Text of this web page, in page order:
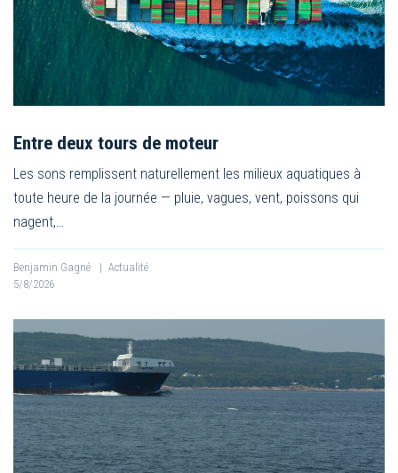
Entre deux tours de moteur
Les sons remplissent naturellement les milieux aquatiques à
toute heure de la journée — pluie, vagues, vent, poissons qui
nagent,…
Benjamin Gagné | Actualité
5/8/2026